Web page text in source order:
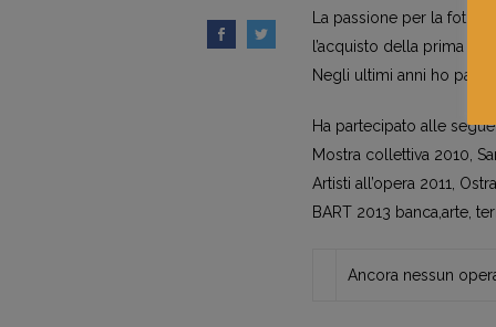
La passione per la
l’acquisto della prima
Negli ultimi anni ho
Ha partecipato alle
Mostra collettiva 2010,
Artisti all’opera 2011,
BART 2013 banca,arte,
Ancora nessun